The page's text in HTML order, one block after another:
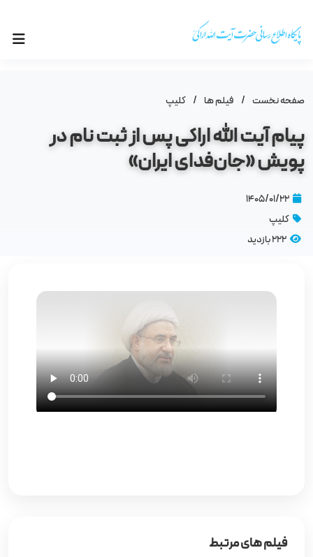
صفحه نخست / فیلم ها / کلیپ
پیام آیت‌ الله اراکی پس از ثبت نام در
پویش «جان‌فدای ایران»
۱۴۰۵/۰۱/۲۲
کلیپ
222 بازدید
فیلم های مرتبط